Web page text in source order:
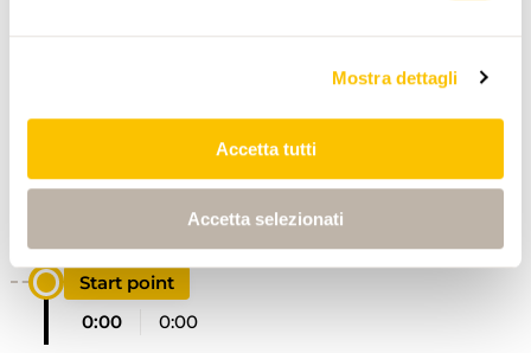
Mostra dettagli
Accetta tutti
Accetta selezionati
ITINERARIO PROFILO DI ALTEZZA
Start point
0:00
0:00